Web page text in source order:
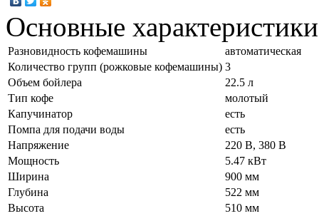
Основные характеристики
Разновидность кофемашины
автоматическая
Количество групп (рожковые кофемашины) 3
Объем бойлера
22.5 л
Тип кофе
молотый
Капучинатор
есть
Помпа для подачи воды
есть
Напряжение
220 В, 380 В
Мощность
5.47 кВт
Ширина
900 мм
Глубина
522 мм
Высота
510 мм